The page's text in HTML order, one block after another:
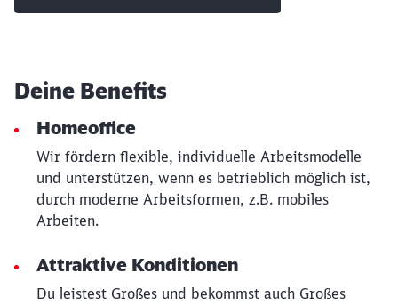
Deine Benefits
Homeoffice
Wir fördern flexible, individuelle Arbeitsmodelle
und unterstützen, wenn es betrieblich möglich ist,
durch moderne Arbeitsformen, z.B. mobiles
Arbeiten.
Attraktive Konditionen
Du leistest Großes und bekommst auch Großes